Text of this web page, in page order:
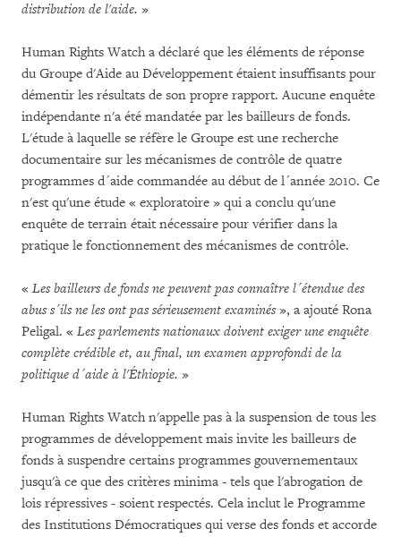
distribution de l'aide. »
Human Rights Watch a déclaré que les éléments de réponse
du Groupe d'Aide au Développement étaient insuffisants pour
démentir les résultats de son propre rapport. Aucune enquête
indépendante n'a été mandatée par les bailleurs de fonds.
L'étude à laquelle se réfère le Groupe est une recherche
documentaire sur les mécanismes de contrôle de quatre
programmes d´aide commandée au début de l´année 2010. Ce
n'est qu'une étude « exploratoire » qui a conclu qu'une
enquête de terrain était nécessaire pour vérifier dans la
pratique le fonctionnement des mécanismes de contrôle.
« Les bailleurs de fonds ne peuvent pas connaître l´étendue des
abus s´ils ne les ont pas sérieusement examinés», a ajouté Rona
Peligal. « Les parlements nationaux doivent exiger une enquête
complète crédible et, au final, un examen approfondi de la
politique d´aide à l'Éthiopie. »
Human Rights Watch n'appelle pas à la suspension de tous les
programmes de développement mais invite les bailleurs de
fonds à suspendre certains programmes gouvernementaux
jusqu'à ce que des critères minima - tels que l'abrogation de
lois répressives - soient respectés. Cela inclut le Programme
des Institutions Démocratiques qui verse des fonds et accorde